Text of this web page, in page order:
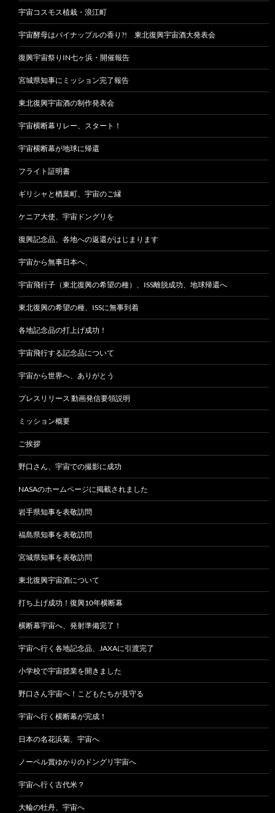
宇宙コスモス植栽・浪江町
宇宙酵母はパイナップルの香り?! 東北復興宇宙酒大発表会
復興宇宙祭りIN七ヶ浜・開催報告
宮城県知事にミッション完了報告
東北復興宇宙酒の制作発表会
宇宙横断幕リレー、スタート！
宇宙横断幕が地球に帰還
フライト証明書
ギリシャと楢葉町、宇宙のご縁
ケニア大使、宇宙ドングリを
復興記念品、各地への返還がはじまります
宇宙から無事日本へ、
宇宙飛行子（東北復興の希望の種）、ISS離脱成功、地球帰還へ
東北復興の希望の種、ISSに無事到着
各地記念品の打上げ成功！
宇宙飛行する記念品について
宇宙から世界へ、ありがとう
プレスリリース 動画発信要領説明
ミッション概要
ご挨拶
野口さん、宇宙での撮影に成功
NASAのホームページに掲載されました
岩手県知事を表敬訪問
福島県知事を表敬訪問
宮城県知事を表敬訪問
東北復興宇宙酒について
打ち上げ成功！復興10年横断幕
横断幕宇宙へ、発射準備完了！
宇宙へ行く各地記念品、JAXAに引渡完了
小学校で宇宙授業を開きました
野口さん宇宙へ！こどもたちが見守る
宇宙へ行く横断幕が完成！
日本の名花浜菊、宇宙へ
ノーベル賞ゆかりのドングリ宇宙へ
宇宙へ行く古代米？
大輪の牡丹、宇宙へ